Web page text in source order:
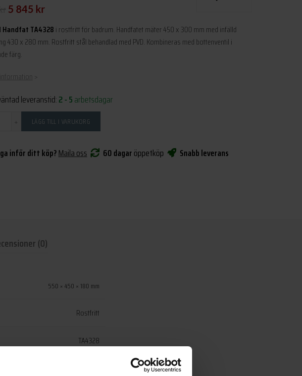
Det
ursprungliga
priset
var:
6
5 845 krDet
nuvarande
priset
Handfat TA4328 i rostfritt för badrum. Handfatet mäter 450 x 300 mm med infälld
430 x 280 mm. Rostfritt stål behandlad med PVD. Kombineras med bottenventil i
färg.
leveranstid:2 - 5arbetsdagar
LÄGG TILL I VARUKORG
inför ditt köp?Maila oss 60 dagaröppetköp Snabb leverans
(0)
550 × 450 × 180 mm
Rostfritt
TA4328